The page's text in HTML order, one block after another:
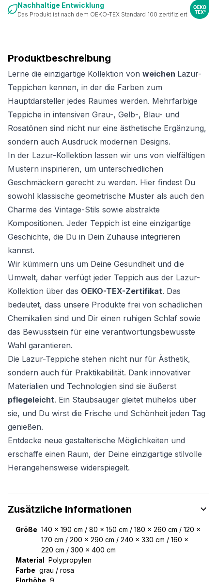
Produktbeschreibung
Lerne die einzigartige Kollektion von weichen Lazur-
Teppichen kennen, in der die Farben zum
Hauptdarsteller jedes Raumes werden. Mehrfarbige
Teppiche in intensiven Grau-, Gelb-, Blau- und
Rosatönen sind nicht nur eine ästhetische Ergänzung,
sondern auch Ausdruck modernen Designs.
In der Lazur-Kollektion lassen wir uns von vielfältigen
Mustern inspirieren, um unterschiedlichen
Geschmäckern gerecht zu werden. Hier findest Du
sowohl klassische geometrische Muster als auch den
Charme des Vintage-Stils sowie abstrakte
Kompositionen. Jeder Teppich ist eine einzigartige
Geschichte, die Du in Dein Zuhause integrieren
kannst.
Wir kümmern uns um Deine Gesundheit und die
Umwelt, daher verfügt jeder Teppich aus der Lazur-
Kollektion über das OEKO-TEX-Zertifikat. Das
bedeutet, dass unsere Produkte frei von schädlichen
Chemikalien sind und Dir einen ruhigen Schlaf sowie
das Bewusstsein für eine verantwortungsbewusste
Wahl garantieren.
Die Lazur-Teppiche stehen nicht nur für Ästhetik,
sondern auch für Praktikabilität. Dank innovativer
Materialien und Technologien sind sie äußerst
pflegeleicht. Ein Staubsauger gleitet mühelos über
sie, und Du wirst die Frische und Schönheit jeden Tag
genießen.
Entdecke neue gestalterische Möglichkeiten und
erschaffe einen Raum, der Deine einzigartige stilvolle
Herangehensweise widerspiegelt.
Nachhaltige Entwicklung
Das Produkt ist nach dem OEKO-TEX Standard 100 zertifiziert
Zusätzliche Informationen
Größe 140 x 190 cm / 80 x 150 cm / 180 x 260 cm / 120 x
170 cm / 200 x 290 cm / 240 x 330 cm / 160 x
220 cm / 300 x 400 cm
Material Polypropylen
Farbe grau / rosa
Florhöhe 9